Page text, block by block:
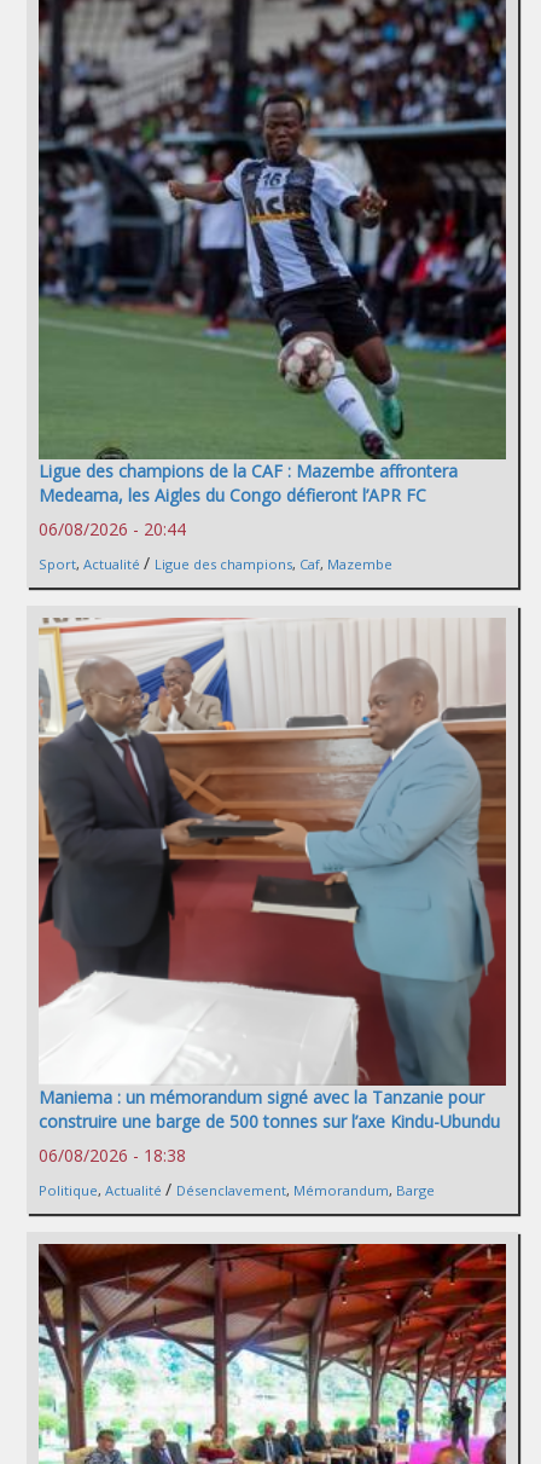
Ligue des champions de la CAF : Mazembe affrontera
Medeama, les Aigles du Congo défieront l’APR FC
06/08/2026 - 20:44
Sport, Actualité / Ligue des champions, Caf, Mazembe
Maniema : un mémorandum signé avec la Tanzanie pour
construire une barge de 500 tonnes sur l’axe Kindu-Ubundu
06/08/2026 - 18:38
Politique, Actualité / Désenclavement, Mémorandum, Barge